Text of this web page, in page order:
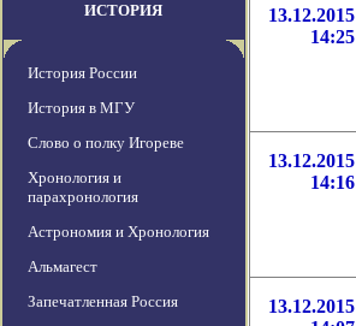
ИСТОРИЯ
История России
История в МГУ
Слово о полку Игореве
Хронология и
парахронология
Астрономия и Хронология
Альмагест
Запечатленная Россия
13.12.2015
14:25
13.12.2015
14:16
13.12.2015